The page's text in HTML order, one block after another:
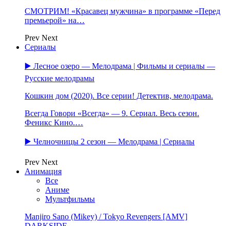
СМОТРИМ! «Красавец мужчина» в программе «Перед
премьерой» на…
Prev Next
Сериалы
▶️ Лесное озеро — Мелодрама | Фильмы и сериалы —
Русские мелодрамы
Кошкин дом (2020). Все серии! Детектив, мелодрама.
Всегда Говори «Всегда» — 9. Сериал. Весь сезон.
Феникс Кино.…
▶️ Челночницы 2 сезон — Мелодрама | Сериалы
Prev Next
Анимация
Все
Аниме
Мультфильмы
Manjiro Sano (Mikey) / Tokyo Revengers [AMV]